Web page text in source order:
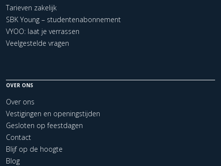
Tarieven zakelijk
SBK Young – studentenabonnement
VYOO: laat je verrassen
Veelgestelde vragen
OVER ONS
Over ons
Vestigingen en openingstijden
Gesloten op feestdagen
Contact
Blijf op de hoogte
Blog